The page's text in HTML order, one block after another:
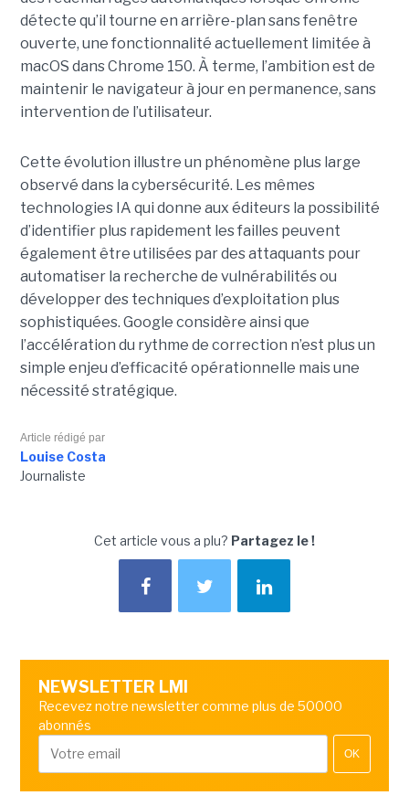
détecte qu’il tourne en arrière-plan sans fenêtre
ouverte, une fonctionnalité actuellement limitée à
macOS dans Chrome 150. À terme, l’ambition est de
maintenir le navigateur à jour en permanence, sans
intervention de l’utilisateur.
Cette évolution illustre un phénomène plus large
observé dans la cybersécurité. Les mêmes
technologies IA qui donne aux éditeurs la possibilité
d’identifier plus rapidement les failles peuvent
également être utilisées par des attaquants pour
automatiser la recherche de vulnérabilités ou
développer des techniques d’exploitation plus
sophistiquées. Google considère ainsi que
l’accélération du rythme de correction n’est plus un
simple enjeu d’efficacité opérationnelle mais une
nécessité stratégique.
Article rédigé par
Louise Costa
Journaliste
Cet article vous a plu? Partagez le !
NEWSLETTER LMI
Recevez notre newsletter comme plus de 50000
abonnés
OK